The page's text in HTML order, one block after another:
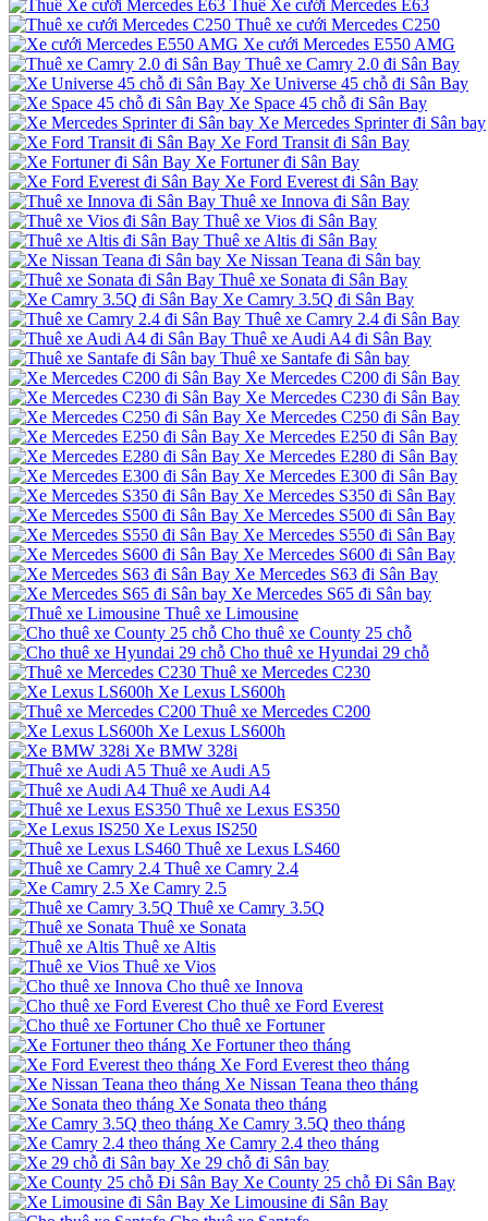
Thuê Xe cưới Mercedes E63
Thuê xe cưới Mercedes C250
Xe cưới Mercedes E550 AMG
Thuê xe Camry 2.0 đi Sân Bay
Xe Universe 45 chỗ đi Sân Bay
Xe Space 45 chỗ đi Sân Bay
Xe Mercedes Sprinter đi Sân bay
Xe Ford Transit đi Sân Bay
Xe Fortuner đi Sân Bay
Xe Ford Everest đi Sân Bay
Thuê xe Innova đi Sân Bay
Thuê xe Vios đi Sân Bay
Thuê xe Altis đi Sân Bay
Xe Nissan Teana đi Sân bay
Thuê xe Sonata đi Sân Bay
Xe Camry 3.5Q đi Sân Bay
Thuê xe Camry 2.4 đi Sân Bay
Thuê xe Audi A4 đi Sân Bay
Thuê xe Santafe đi Sân bay
Xe Mercedes C200 đi Sân Bay
Xe Mercedes C230 đi Sân Bay
Xe Mercedes C250 đi Sân Bay
Xe Mercedes E250 đi Sân Bay
Xe Mercedes E280 đi Sân Bay
Xe Mercedes E300 đi Sân Bay
Xe Mercedes S350 đi Sân Bay
Xe Mercedes S500 đi Sân Bay
Xe Mercedes S550 đi Sân Bay
Xe Mercedes S600 đi Sân Bay
Xe Mercedes S63 đi Sân Bay
Xe Mercedes S65 đi Sân bay
Thuê xe Limousine
Cho thuê xe County 25 chỗ
Cho thuê xe Hyundai 29 chỗ
Thuê xe Mercedes C230
Xe Lexus LS600h
Thuê xe Mercedes C200
Xe Lexus LS600h
Xe BMW 328i
Thuê xe Audi A5
Thuê xe Audi A4
Thuê xe Lexus ES350
Xe Lexus IS250
Thuê xe Lexus LS460
Thuê xe Camry 2.4
Xe Camry 2.5
Thuê xe Camry 3.5Q
Thuê xe Sonata
Thuê xe Altis
Thuê xe Vios
Cho thuê xe Innova
Cho thuê xe Ford Everest
Cho thuê xe Fortuner
Xe Fortuner theo tháng
Xe Ford Everest theo tháng
Xe Nissan Teana theo tháng
Xe Sonata theo tháng
Xe Camry 3.5Q theo tháng
Xe Camry 2.4 theo tháng
Xe 29 chỗ đi Sân bay
Xe County 25 chỗ Đi Sân Bay
Xe Limousine đi Sân Bay